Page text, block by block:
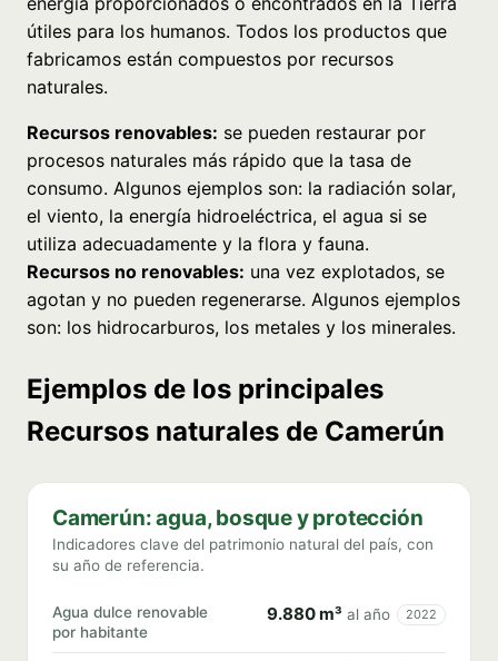
útiles para los humanos. Todos los productos que
fabricamos están compuestos por recursos
naturales.
Recursos renovables: se pueden restaurar por
procesos naturales más rápido que la tasa de
consumo. Algunos ejemplos son: la radiación solar,
el viento, la energía hidroeléctrica, el agua si se
utiliza adecuadamente y la flora y fauna.
Recursos no renovables: una vez explotados, se
agotan y no pueden regenerarse. Algunos ejemplos
son: los hidrocarburos, los metales y los minerales.
Ejemplos de los principales
Recursos naturales de Camerún
Camerún: agua, bosque y protección
Indicadores clave del patrimonio natural del país, con
su año de referencia.
Agua dulce renovable
por habitante
9.880 m³ al año 2022